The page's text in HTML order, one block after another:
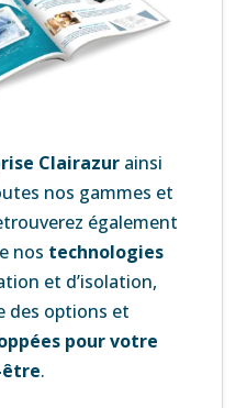
Clairazur ainsi
nos gammes et
également
nos technologies
et d’isolation,
des options et
pour votre
.